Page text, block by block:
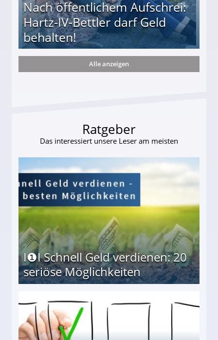
Nach öffentlichem Aufschrei:
Hartz-IV-Bettler darf Geld
behalten!
darf Geld behalten!
Alle anzeigen
Ratgeber
Das interessiert unsere Leser am meisten
I❶I Schnell Geld verdienen: 20
seriöse Möglichkeiten